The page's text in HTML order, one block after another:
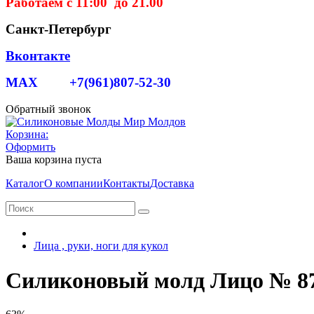
Санкт-Петербург
Вконтакте
MAX +7(961)807-52-30
Обратный звонок
Корзина:
Оформить
Ваша корзина пуста
КаталогО компанииКонтактыДоставка
Лица , руки, ноги для кукол
Силиконовый молд Лицо №